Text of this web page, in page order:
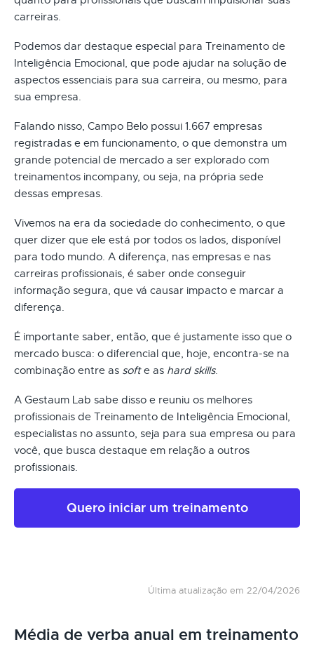
carreiras.
Podemos dar destaque especial para Treinamento de
Inteligência Emocional, que pode ajudar na solução de
aspectos essenciais para sua carreira, ou mesmo, para
sua empresa.
Falando nisso, Campo Belo possui 1.667 empresas
registradas e em funcionamento, o que demonstra um
grande potencial de mercado a ser explorado com
treinamentos incompany, ou seja, na própria sede
dessas empresas.
Vivemos na era da sociedade do conhecimento, o que
quer dizer que ele está por todos os lados, disponível
para todo mundo. A diferença, nas empresas e nas
carreiras profissionais, é saber onde conseguir
informação segura, que vá causar impacto e marcar a
diferença.
É importante saber, então, que é justamente isso que o
mercado busca: o diferencial que, hoje, encontra-se na
combinação entre as softe as hard skills.
A Gestaum Lab sabe disso e reuniu os melhores
profissionais de Treinamento de Inteligência Emocional,
especialistas no assunto, seja para sua empresa ou para
você, que busca destaque em relação a outros
profissionais.
Quero iniciar um treinamento
Última atualização em 22/04/2026
Média de verba anual em treinamento